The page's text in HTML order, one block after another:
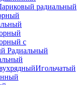
радиальный
с
Радиальный
Игольчатый